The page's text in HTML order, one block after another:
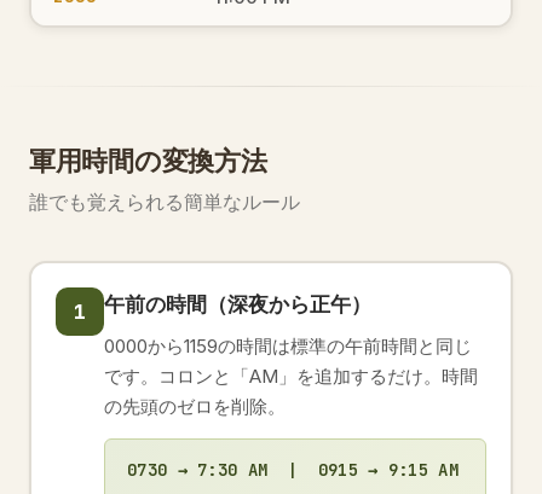
軍用時間の変換方法
誰でも覚えられる簡単なルール
1 午前の時間（深夜から正午）
0000から1159の時間は標準の午前時間と同じ
です。コロンと「AM」を追加するだけ。時間
の先頭のゼロを削除。
0730 → 7:30 AM | 0915 → 9:15 AM